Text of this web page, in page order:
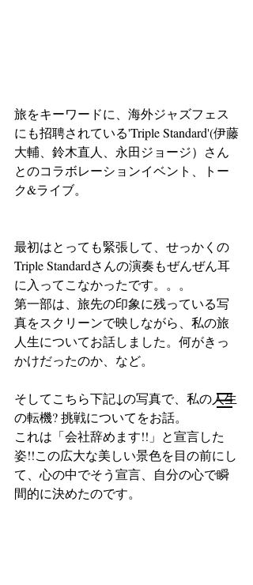
旅をキーワードに、海外ジャズフェス
にも招聘されている'Triple Standard'(伊藤
大輔、鈴木直人、永田ジョージ）さん
とのコラボレーションイベント、トー
ク&ライブ。
最初はとっても緊張して、せっかくの
Triple Standardさんの演奏もぜんぜん耳
に入ってこなかったです。。。
第一部は、旅先の印象に残っている写
真をスクリーンで映しながら、私の旅
人生についてお話しました。何がきっ
かけだったのか、など。
そしてこちら下記↓の写真で、私の人生
の転機? 挑戦についてをお話。
これは「会社辞めます!!」と宣言した
姿!!この広大な美しい景色を目の前にし
て、心の中でそう宣言、自分の心で瞬
間的に決めたのです。